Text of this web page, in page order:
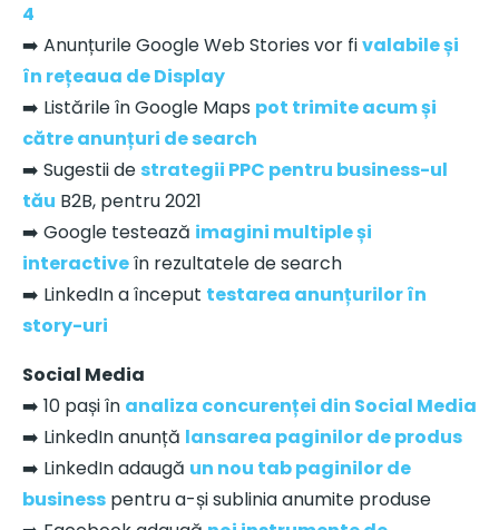
4
➡️ Anunțurile Google Web Stories vor fivalabile și
în rețeaua de Display
➡️ Listările în Google Maps pot trimite acum și
către anunțuri de search
➡️ Sugestii de strategii PPC pentru business-ul
tău B2B, pentru 2021
➡️ Google testează imagini multiple și
interactiveîn rezultatele de search
➡️ LinkedIn a început testarea anunțurilor în
story-uri
Social Media
➡️ 10 pași în analiza concurenței din Social Media
➡️ LinkedIn anunță lansarea paginilor de produs
➡️ LinkedIn adaugă un nou tab paginilor de
business pentru a-și sublinia anumite produse